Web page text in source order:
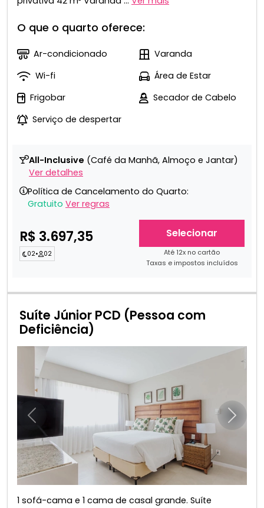
O que o quarto oferece:
Ar-condicionado
Varanda
Wi-fi
Área de Estar
Frigobar
Secador de Cabelo
Serviço de despertar
All-Inclusive (Café da Manhã, Almoço e Jantar)
Ver detalhes
Política de Cancelamento do Quarto:
Gratuito Ver regras
R$ 3.697,35
02• 02
Selecionar
Até 12x no cartão
Taxas e impostos incluídos
Suíte Júnior PCD (Pessoa com
Deficiência)
Anterior
1 sofá-cama e 1 cama de casal grande. Suíte